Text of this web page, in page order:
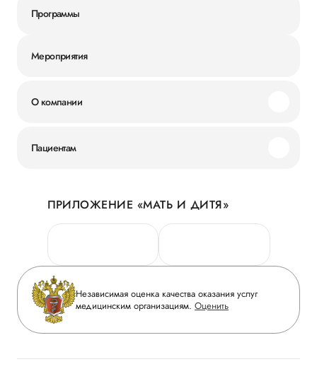
Программы
Мероприятия
О компании
Новости
Руководство
Сотрудничество
Инвесторам
Журнал «Мать и дитя»
Вакансии
Медицинский туризм
Пациентам
Личный кабинет
Персональные данные
Горячая линия качества
Вопрос-ответ
Приложение пациента
Статьи
ПРИЛОЖЕНИЕ «МАТЬ И ДИТЯ»
Независимая оценка качества оказания услуг
медицинским организациям. Оценить